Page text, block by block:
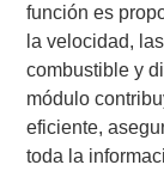
función es
la velocidad,
combustible y
módulo
eficiente,
toda la